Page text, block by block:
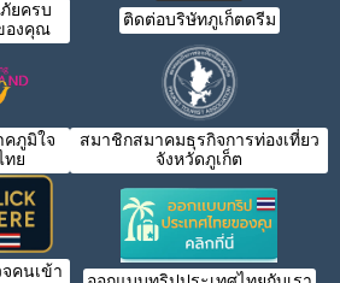
ยครบ
องคุณ
ติดต่อบริษัทภูเก็ตดรีม
คภูมิใจ
ทย
สมาชิกสมาคมธุรกิจการท่องเที่ยว
จังหวัดภูเก็ต
คนเข้า